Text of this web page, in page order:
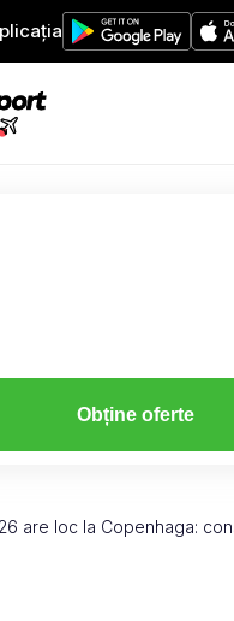
Obține oferte
are loc la Copenhaga: